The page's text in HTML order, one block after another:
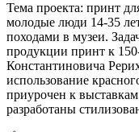
Тема проекта: принт
молодые люди 14-35
походами в музеи.
продукции принт к
Константиновича
использование
приурочен к
разработаны